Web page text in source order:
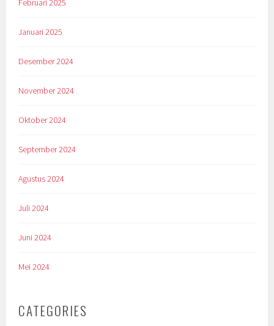
Februari 2025
Januari 2025
Desember 2024
November 2024
Oktober 2024
September 2024
Agustus 2024
Juli 2024
Juni 2024
Mei 2024
CATEGORIES